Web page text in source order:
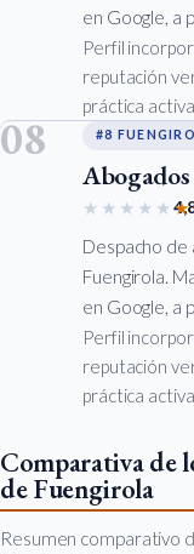
en Google, a
Perfil
reputación
práctica
08 #8
★★★★★
Despacho de
Fuengirola.
en Google, a
Perfil
reputación
práctica
Comparativa de
de Fuengirola
Resumen comparativo